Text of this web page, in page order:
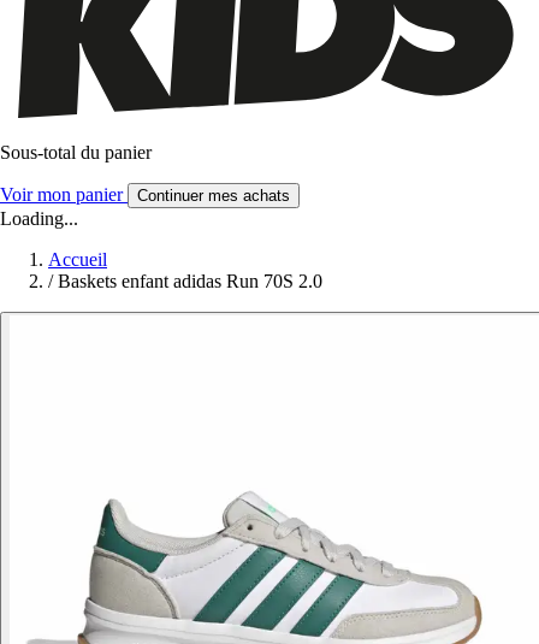
Sous-total du panier
Voir mon panier Continuer mes achats
Loading...
Accueil
/ Baskets enfant adidas Run 70S 2.0